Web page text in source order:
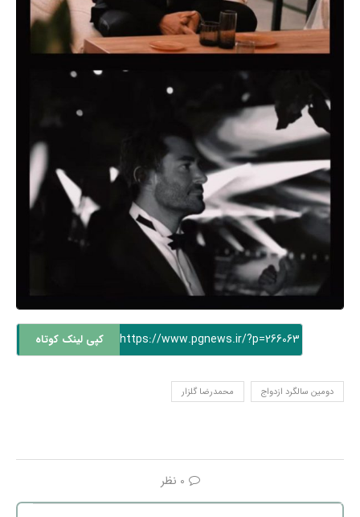
https://www.pgnews.ir/?p=266063 کپی لینک کوتاه
دومین سالگرد ازدواج محمدرضا گلزار
0 نظر